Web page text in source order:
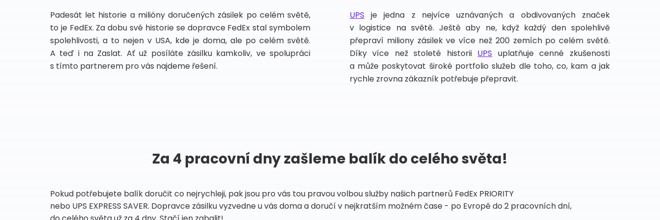
Padesát let historie a milióny doručených zásilek po celém světě,
to je FedEx. Za dobu své historie se dopravce FedEx stal symbolem
spolehlivosti, a to nejen v USA, kde je doma, ale po celém světě.
A teď i na Zaslat. Ať už posíláte zásilku kamkoliv, ve spolupráci
s tímto partnerem pro vás najdeme řešení.
UPS je jedna z nejvíce uznávaných a obdivovaných značek
v logistice na světě. Ještě aby ne, když každý den spolehlivě
přepraví miliony zásilek ve více než 200 zemích po celém světě.
Díky více než stoleté historii UPS uplatňuje cenné zkušenosti
a může poskytovat široké portfolio služeb dle toho, co, kam a jak
rychle zrovna zákazník potřebuje přepravit.
Za 4 pracovní dny zašleme balík do celého světa!
Pokud potřebujete balík doručit co nejrychleji, pak jsou pro vás tou pravou volbou služby našich partnerů FedEx PRIORITY
nebo UPS EXPRESS SAVER. Dopravce zásilku vyzvedne u vás doma a doručí v nejkratším možném čase - po Evropě do 2 pracovních dní,